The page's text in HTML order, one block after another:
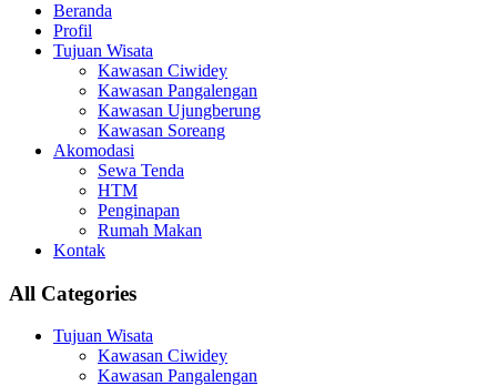
Beranda
Profil
Tujuan Wisata
Kawasan Ciwidey
Kawasan Pangalengan
Kawasan Ujungberung
Kawasan Soreang
Akomodasi
Sewa Tenda
HTM
Penginapan
Rumah Makan
Kontak
All Categories
Tujuan Wisata
Kawasan Ciwidey
Kawasan Pangalengan